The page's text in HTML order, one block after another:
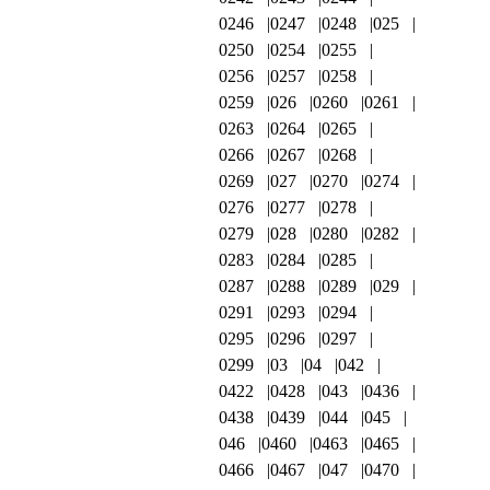
0246
0247 0248
025
0250
0254
0255
0256
0257
0258
0259
026 0260
0261
0263
0264
0265
0266
0267
0268
0269
027 0270
0274
0276
0277
0278
0279
028 0280
0282
0283
0284
0285
0287
0288 0289
029
0291
0293
0294
0295
0296
0297
0299
03 04
042
0422
0428 043
0436
0438
0439 044
045
046
0460 0463
0465
0466
0467 047
0470